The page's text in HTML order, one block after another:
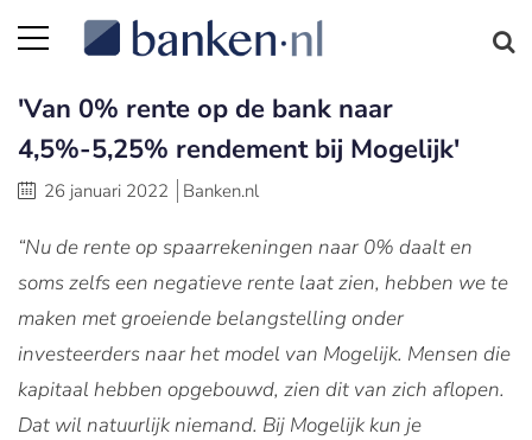
'Van 0% rente op de bank naar
4,5%-5,25% rendement bij Mogelijk'
26 januari 2022 Banken.nl
“Nu de rente op spaarrekeningen naar 0% daalt en
soms zelfs een negatieve rente laat zien, hebben we te
maken met groeiende belangstelling onder
investeerders naar het model van Mogelijk. Mensen die
kapitaal hebben opgebouwd, zien dit van zich aflopen.
Dat wil natuurlijk niemand. Bij Mogelijk kun je